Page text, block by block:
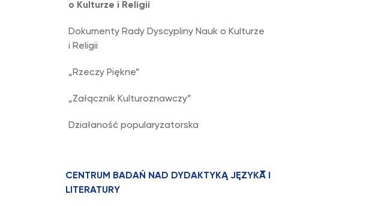
o Kulturze i Religii
Dokumenty Rady Dyscypliny Nauk o Kulturze
i Religii
„Rzeczy Piękne”
„Załącznik Kulturoznawczy”
Działaność popularyzatorska
CENTRUM BADAŃ NAD DYDAKTYKĄ JĘZYKA I
LITERATURY